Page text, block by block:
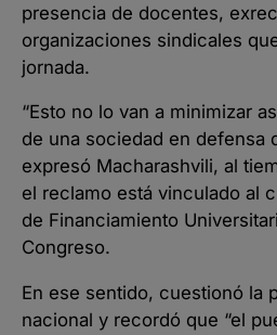
presencia de docentes,
organizaciones sindicales
jornada.
“Esto no lo van a minimizar
de una sociedad en defensa
expresó Macharashvili, al
el reclamo está vinculado al
de Financiamiento
Congreso.
En ese sentido, cuestionó la
nacional y recordó que “el